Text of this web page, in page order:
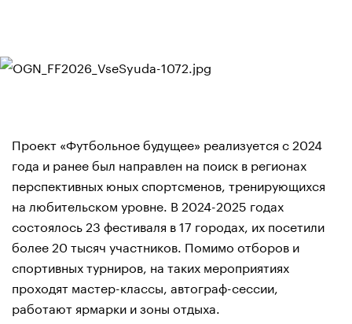
Проект «Футбольное будущее» реализуется с 2024
года и ранее был направлен на поиск в регионах
перспективных юных спортсменов, тренирующихся
на любительском уровне. В 2024-2025 годах
состоялось 23 фестиваля в 17 городах, их посетили
более 20 тысяч участников. Помимо отборов и
спортивных турниров, на таких мероприятиях
проходят мастер-классы, автограф-сессии,
работают ярмарки и зоны отдыха.